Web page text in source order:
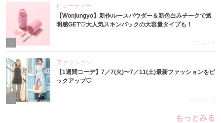
ビューティー
【Wonjungyo】新作ルースパウダー＆新色白みチークで透
明感GET♡大人気スキンパックの大容量タイプも！
2026.7.9
ファッション
【1週間コーデ】7／7(火)〜7／11(土)最新ファッションをピ
ックアップ♡
2026.7.15
もっとみる